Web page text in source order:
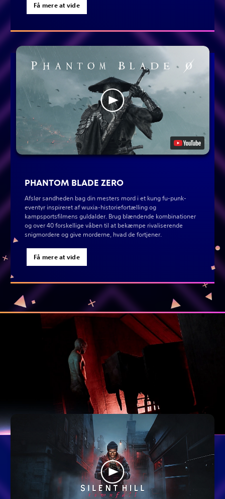
Få mere at vide
PHANTOM BLADE ZERO
Afslør sandheden bag din mesters mord i et kung fu-punk-
eventyr inspireret af wuxia-historiefortælling og
kampsportsfilmens guldalder. Brug blændende kombinationer
og over 40 forskellige våben til at bekæmpe rivaliserende
snigmordere og give morderne, hvad de fortjener.
Få mere at vide